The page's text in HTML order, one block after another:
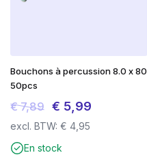
Bouchons à percussion 8.0 x 80
50pcs
€7,89 Le
prix
initial
€ 5,99
excl. BTW: € 4,95
En stock